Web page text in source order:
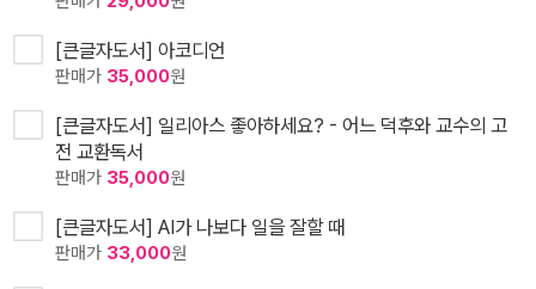
[큰글자도서] 아코디언
판매가 35,000원
[큰글자도서] 일리아스 좋아하세요? - 어느 덕후와 교수의 고
전 교환독서
판매가 35,000원
[큰글자도서] AI가 나보다 일을 잘할 때
판매가 33,000원